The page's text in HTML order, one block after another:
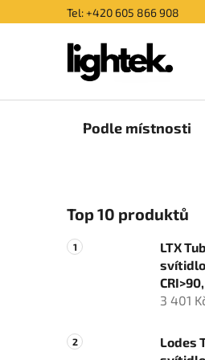
na
Tel: +420 605 866 908
Podle místnosti
o
s
t
n
Top 10 produktů
LTX
svítidlo
3 401
Lodes